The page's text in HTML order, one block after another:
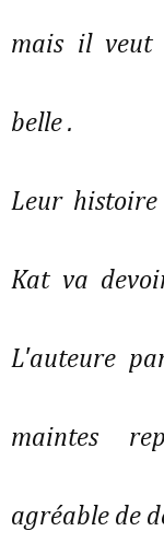
mais il veut
belle .
Leur
Kat va
L'auteure
maintes
agréable de